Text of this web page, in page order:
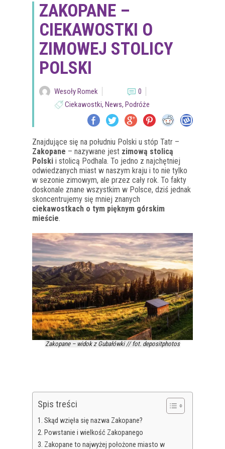
ZAKOPANE –
CIEKAWOSTKI O
ZIMOWEJ STOLICY
POLSKI
Wesoły Romek
0
Ciekawostki, News, Podróże
Znajdujące się na południu Polski u stóp Tatr –
Zakopane – nazywane jest zimową stolicą
Polski i stolicą Podhala. To jedno z najchętniej
odwiedzanych miast w naszym kraju i to nie tylko
w sezonie zimowym, ale przez cały rok. To fakty
doskonale znane wszystkim w Polsce, dziś jednak
skoncentrujemy się mniej znanych
ciekawostkach o tym pięknym górskim
mieście.
Zakopane – widok z Gubałówki // fot. depositphotos
Spis treści
Skąd wzięła się nazwa Zakopane?
Powstanie i wielkość Zakopanego
Zakopane to najwyżej położone miasto w